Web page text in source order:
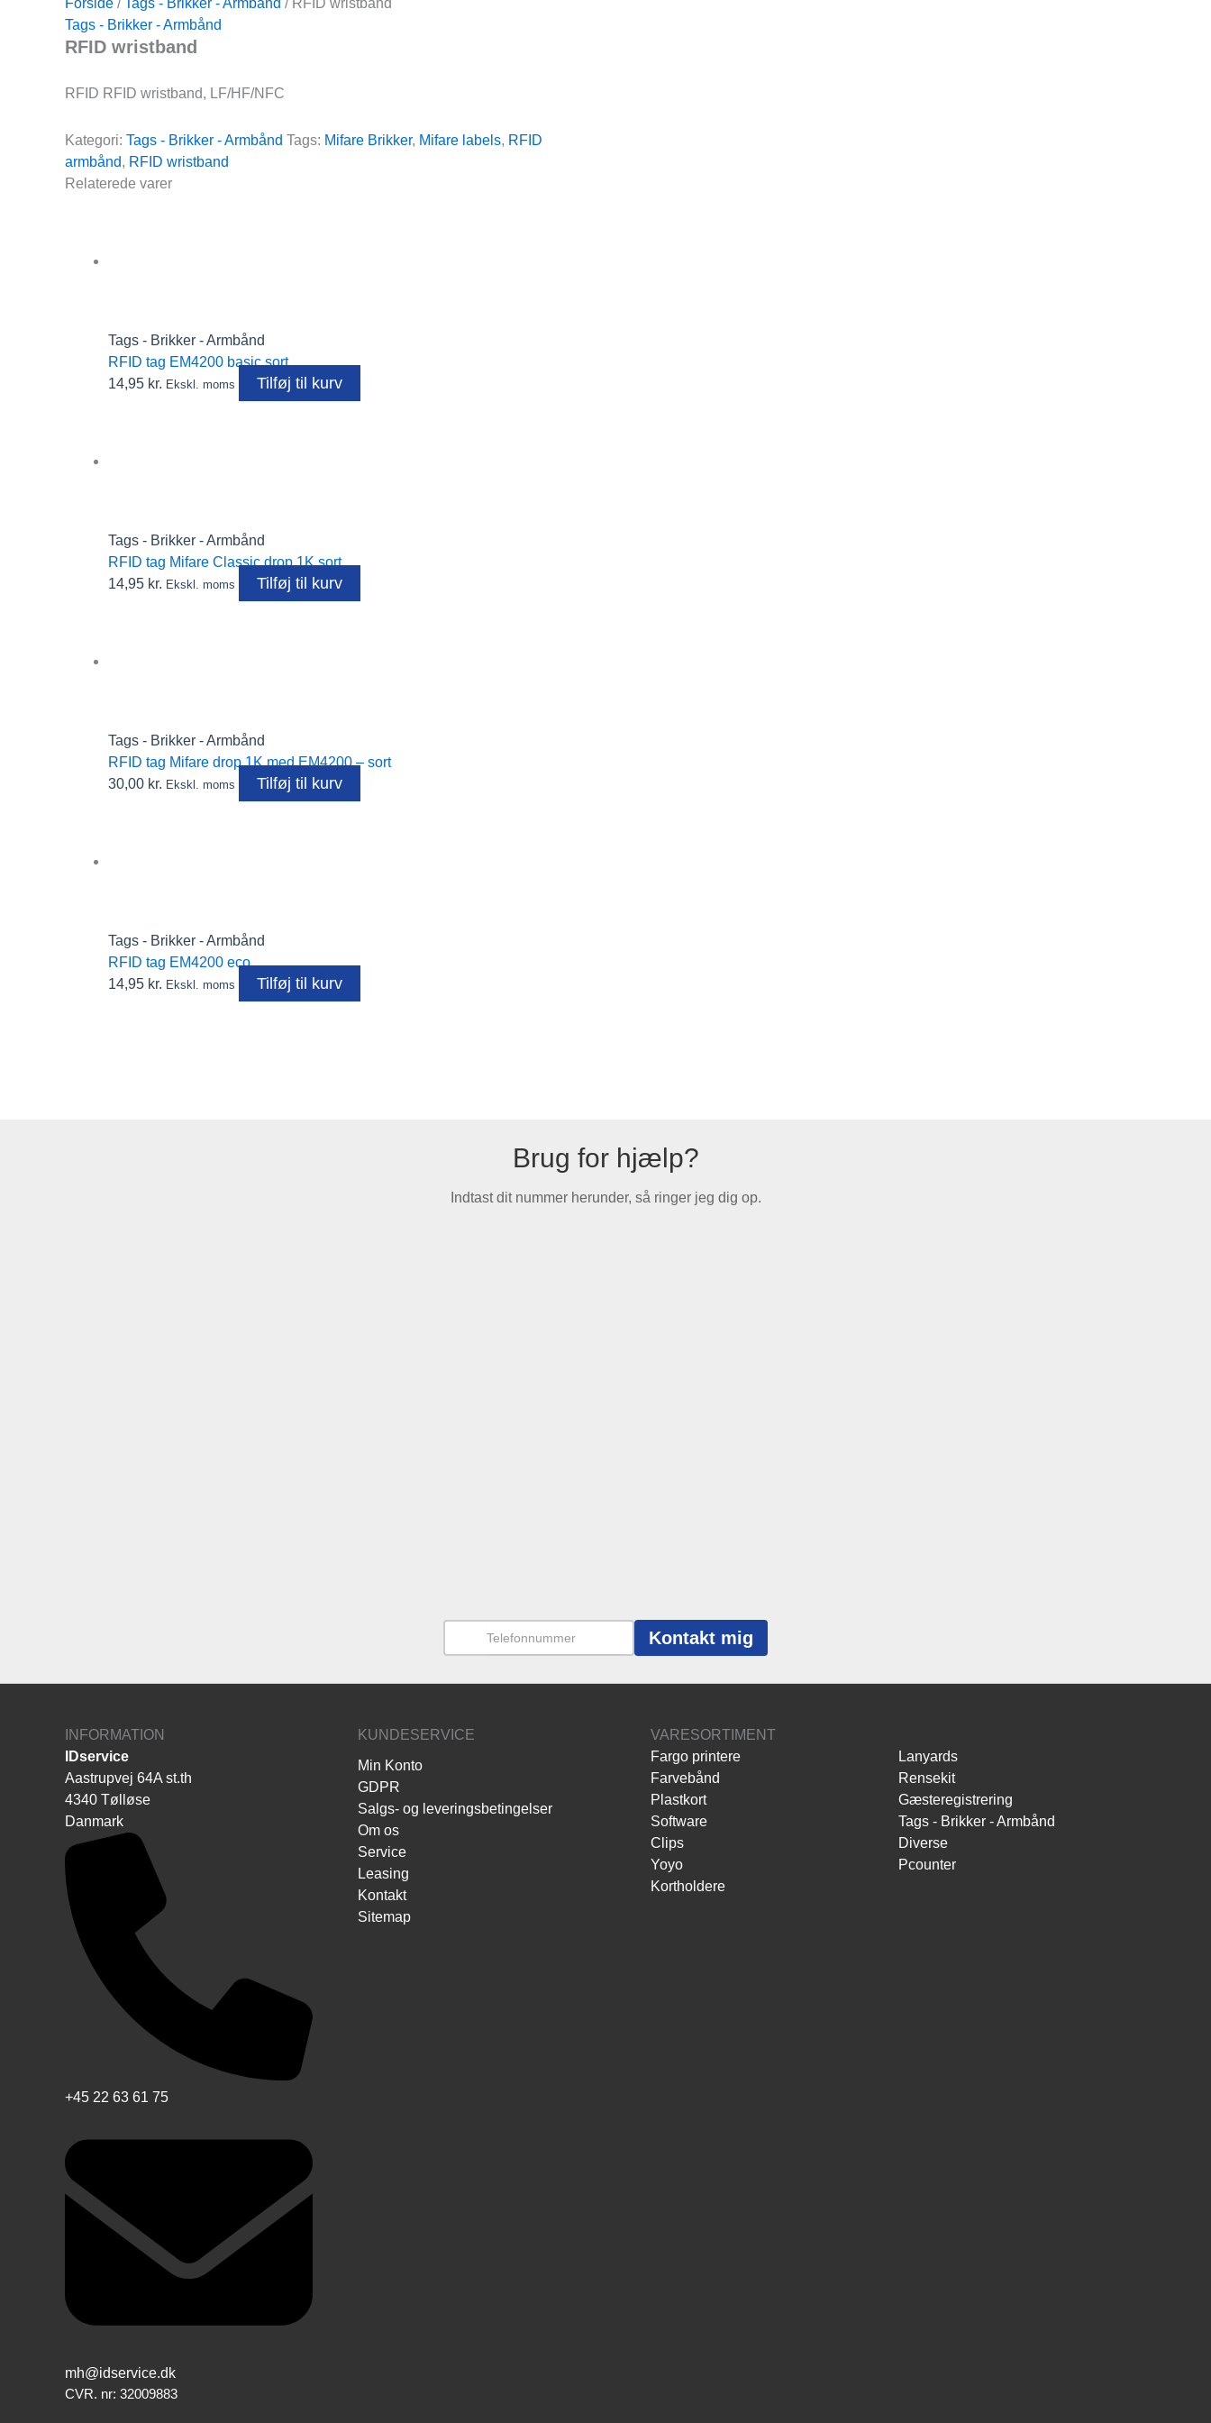
Tags - Brikker - Armbånd
RFID wristband
RFID RFID wristband, LF/HF/NFC
Kategori: Tags - Brikker - Armbånd Tags: Mifare Brikker, Mifare labels, RFID
armbånd, RFID wristband
Relaterede varer
Tags - Brikker - Armbånd
RFID tag EM4200 basic sort
14,95 kr. Ekskl. moms Tilføj til kurv
Tags - Brikker - Armbånd
RFID tag Mifare Classic drop 1K sort
14,95 kr. Ekskl. moms Tilføj til kurv
Tags - Brikker - Armbånd
RFID tag Mifare drop 1K med EM4200 – sort
30,00 kr. Ekskl. moms Tilføj til kurv
Tags - Brikker - Armbånd
RFID tag EM4200 eco
14,95 kr. Ekskl. moms Tilføj til kurv
Brug for hjælp?
Indtast dit nummer herunder, så ringer jeg dig op.
Kontakt mig
INFORMATION
IDservice
Aastrupvej 64A st.th
4340 Tølløse
Danmark
+45 22 63 61 75
mh@idservice.dk
CVR. nr: 32009883
KUNDESERVICE
Min Konto
GDPR
Salgs- og leveringsbetingelser
Om os
Service
Leasing
Kontakt
Sitemap
VARESORTIMENT
Fargo printere
Farvebånd
Plastkort
Software
Clips
Yoyo
Kortholdere
Lanyards
Rensekit
Gæsteregistrering
Tags - Brikker - Armbånd
Diverse
Pcounter